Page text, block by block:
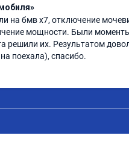
на бмв х7, отключение
мощности. Были
решили их. Результатом
поехала), спасибо.